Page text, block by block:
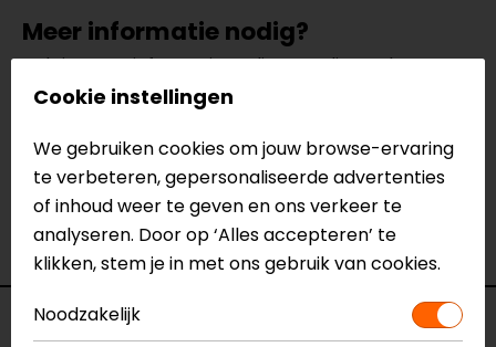
Meer informatie nodig?
Heb je meer informatie nodig over dit product?
Neem dancontactmet ons op of kom langs in één
Eindhoven, Vianen of Apeldoorn. In de winkels kun je
het product bekijken & passen en staan onze
verkoopmedewerkers voor je klaar met advies.
Bekijk onze andere2-delige motorpakken.
Specificaties
Cookie instellingen
We gebruiken cookies om jouw browse-ervaring
te verbeteren, gepersonaliseerde advertenties
of inhoud weer te geven en ons verkeer te
analyseren. Door op ‘Alles accepteren’ te
klikken, stem je in met ons gebruik van cookies.
Noodzakelijk